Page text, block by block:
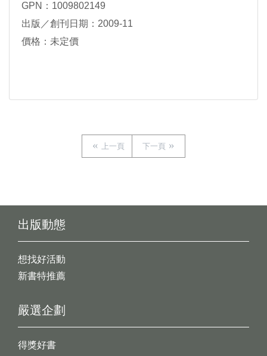
GPN：1009802149
出版／創刊日期：2009-11
價格：未定價
上一頁 下一頁
出版動態
想找好活動
新書特推薦
嚴選企劃
得獎好書